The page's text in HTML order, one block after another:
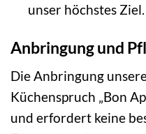
unser höchstes Ziel.
Anbringung und
Die Anbringung
Küchenspruch „Bon
und erfordert keine